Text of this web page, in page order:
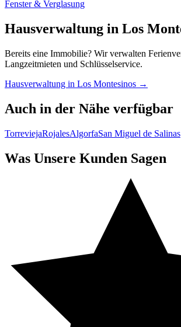
Fenster & Verglasung
Hausverwaltung in Los
Bereits eine Immobilie? Wir verwalten
Langzeitmieten und Schlüsselservice.
Hausverwaltung in Los Montesinos →
Auch in der Nähe verfügbar
TorreviejaRojalesAlgorfaSan Miguel de Salinas
Was Unsere Kunden Sagen